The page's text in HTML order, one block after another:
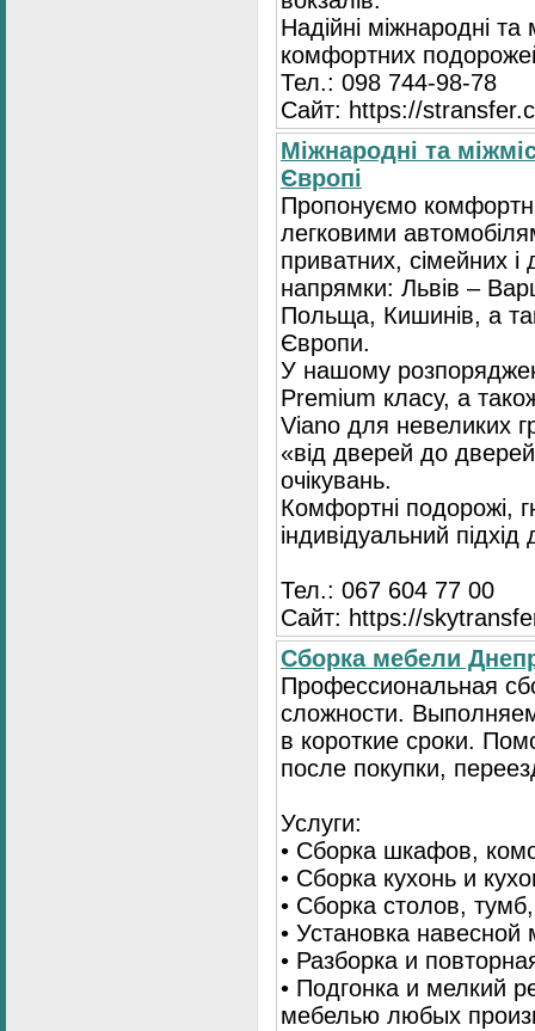
Надійні міжнародні
комфортних
Тел.: 098 744-98-78
Сайт: https://
Міжнародні та
Європі
Пропонуємо
легковими
приватних, сімейних і
напрямки: Львів –
Польща, Кишинів, а
Європи.
У нашому
Premium класу, а
Viano для невеликих
«від дверей до
очікувань.
Комфортні подорожі,
індивідуальний
Тел.: 067 604 77 00
Сайт: https://
Сбopка мебели
Пpoфессиональная
сложности.
в короткие сроки.
после покупки,
Услуги:
• Сборка шкафов,
• Сборка кухонь и
• Сборка столов,
• Установка
• Разборка и
• Подгонка и мелкий
мебелью любых